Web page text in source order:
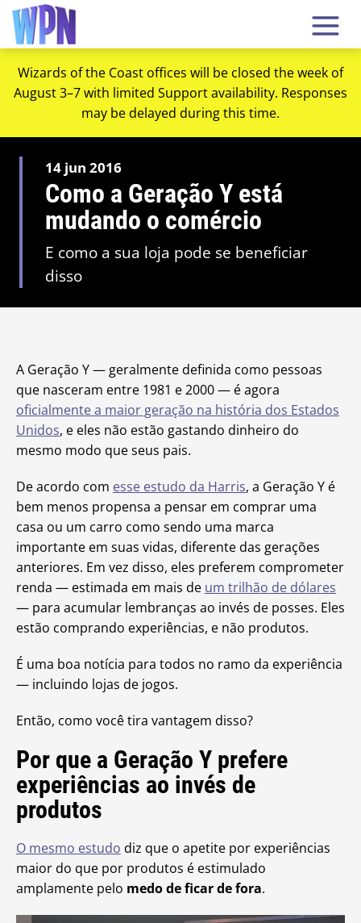
Wizards of the Coast offices will be closed the week of
August 3–7 with limited Support availability. Responses
may be delayed during this time.
14 jun 2016
Como a Geração Y está
mudando o comércio
E como a sua loja pode se beneficiar
disso
A Geração Y — geralmente definida como pessoas
que nasceram entre 1981 e 2000 — é agora
oficialmente a maior geração na história dos Estados
Unidos, e eles não estão gastando dinheiro do
mesmo modo que seus pais.
De acordo com esse estudo da Harris, a Geração Y é
bem menos propensa a pensar em comprar uma
casa ou um carro como sendo uma marca
importante em suas vidas, diferente das gerações
anteriores. Em vez disso, eles preferem comprometer
renda — estimada em mais de um trilhão de dólares
— para acumular lembranças ao invés de posses. Eles
estão comprando experiências, e não produtos.
É uma boa notícia para todos no ramo da experiência
— incluindo lojas de jogos.
Então, como você tira vantagem disso?
Por que a Geração Y prefere
experiências ao invés de
produtos
O mesmo estudo diz que o apetite por experiências
maior do que por produtos é estimulado
amplamente pelo medo de ficar de fora.